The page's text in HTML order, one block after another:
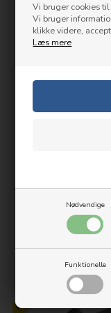
Vi bruger cookies
Vi bruger
klikke videre,
Læs mere
Nødvendige
Funktionelle
SE INFO
Lev. Ukendt
PRISGARANTI